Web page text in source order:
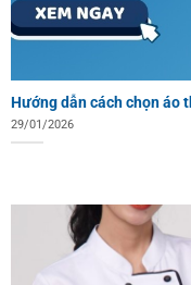
Hướng dẫn cách chọn áo
29/01/2026